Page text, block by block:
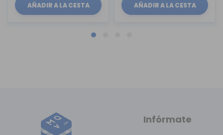
AÑADIR A LA CESTA AÑADIR A LA CESTA
Infórmate